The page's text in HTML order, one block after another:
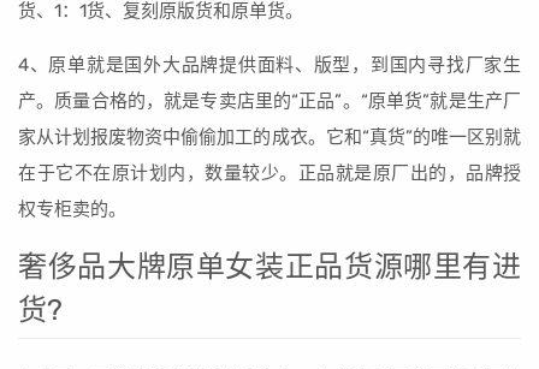
货、1：1货、复刻原版货和原单货。
4、原单就是国外大品牌提供面料、版型，到国内寻找厂家生
产。质量合格的，就是专卖店里的“正品”。“原单货”就是生产厂
家从计划报废物资中偷偷加工的成衣。它和“真货”的唯一区别就
在于它不在原计划内，数量较少。正品就是原厂出的，品牌授
权专柜卖的。
奢侈品大牌原单女装正品货源哪里有进
货?